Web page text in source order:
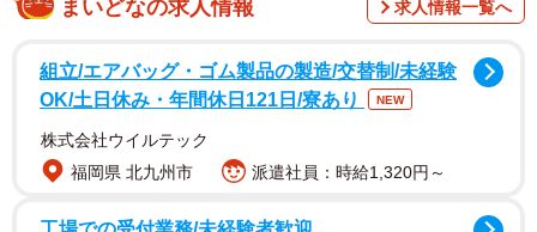
まいどなの求人情報 求人情報一覧へ
組立/エアバッグ・ゴム製品の製造/交替制/未経験
OK/土日休み・年間休日121日/寮あり
NEW
株式会社ウイルテック
福岡県 北九州市
派遣社員：時給1,320円～